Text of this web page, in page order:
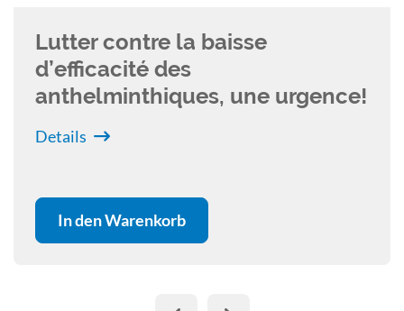
Lutter contre la baisse
d’efficacité des
anthelminthiques, une urgence!
Details
In den Warenkorb